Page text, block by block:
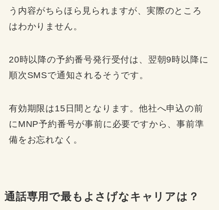
う内容がちらほら見られますが、実際のところ
はわかりません。
20時以降の予約番号発行受付は、翌朝9時以降に
順次SMSで通知されるそうです。
有効期限は15日間となります。他社へ申込の前
にMNP予約番号が事前に必要ですから、事前準
備をお忘れなく。
通話専用で最もよさげなキャリアは？